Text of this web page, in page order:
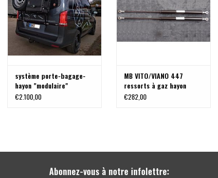
- Y compris les vis, le frein filet liquide et le film de
protection de la peinture pour les surfaces de montage. Les
composants sont vissés aux points de filetage d'origine.
Les ressorts à gaz eux-mêmes ne sont pas compris dans la
livraison.
système porte-bagage-
hayon "modulaire"
Mercedes VITO/VIANO 447
€2.100,00
MB VITO/VIANO 447
ressorts à gaz hayon
(amortisseurs du hayon)
€282,00
Abonnez-vous à notre infolettre: